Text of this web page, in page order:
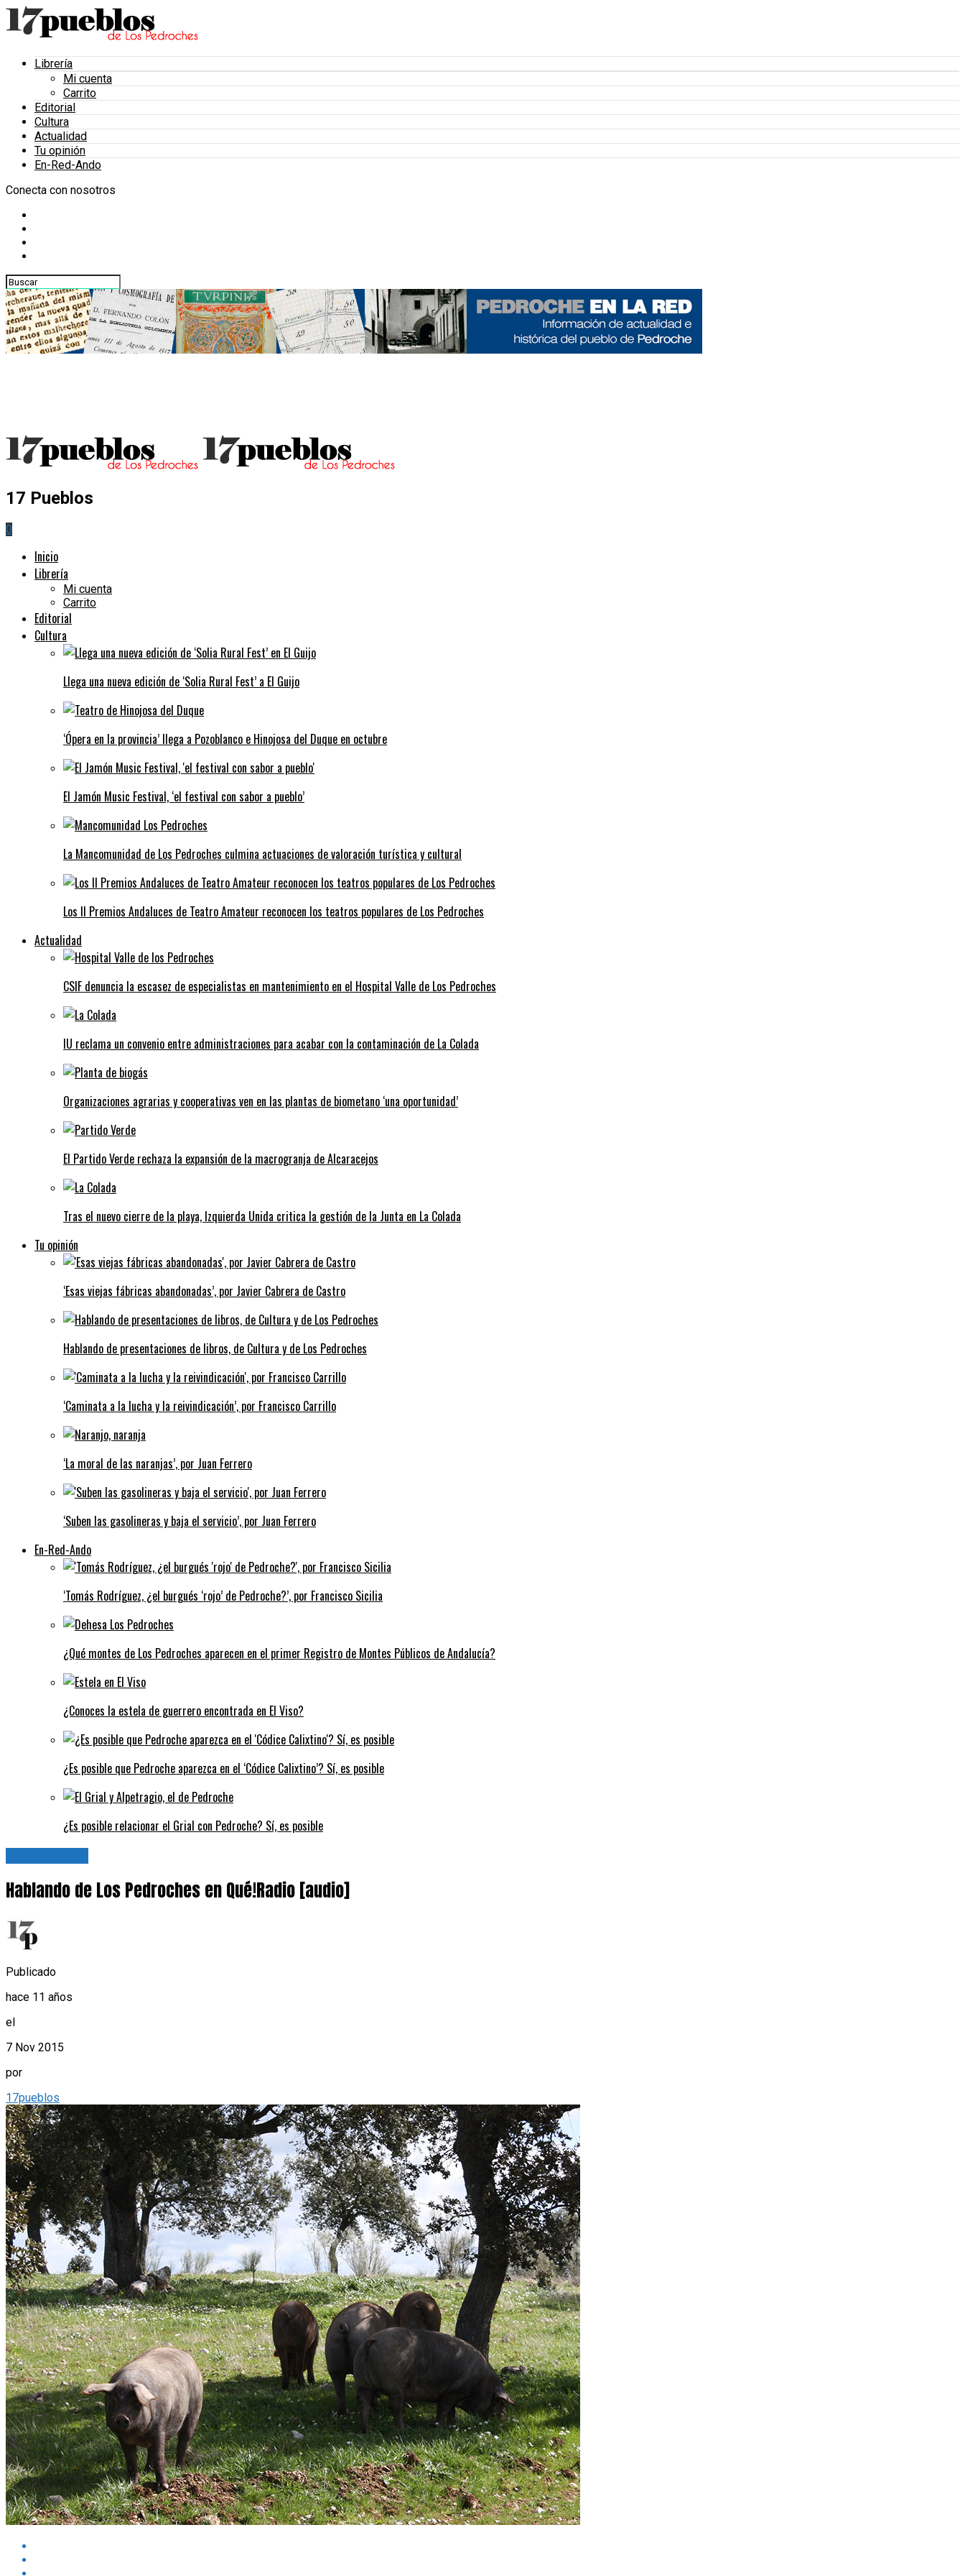
Librería
Mi cuenta
Carrito
Editorial
Cultura
Actualidad
Tu opinión
En-Red-Ando
Conecta con nosotros
17 Pueblos
0
Inicio
Librería
Mi cuenta
Carrito
Editorial
Cultura
Llega una nueva edición de ‘Solia Rural Fest’ a El Guijo
‘Ópera en la provincia’ llega a Pozoblanco e Hinojosa del Duque en octubre
El Jamón Music Festival, ‘el festival con sabor a pueblo’
La Mancomunidad de Los Pedroches culmina actuaciones de valoración turística y cultural
Los II Premios Andaluces de Teatro Amateur reconocen los teatros populares de Los Pedroches
Actualidad
CSIF denuncia la escasez de especialistas en mantenimiento en el Hospital Valle de Los Pedroches
IU reclama un convenio entre administraciones para acabar con la contaminación de La Colada
Organizaciones agrarias y cooperativas ven en las plantas de biometano ‘una oportunidad’
El Partido Verde rechaza la expansión de la macrogranja de Alcaracejos
Tras el nuevo cierre de la playa, Izquierda Unida critica la gestión de la Junta en La Colada
Tu opinión
‘Esas viejas fábricas abandonadas’, por Javier Cabrera de Castro
Hablando de presentaciones de libros, de Cultura y de Los Pedroches
‘Caminata a la lucha y la reivindicación’, por Francisco Carrillo
‘La moral de las naranjas’, por Juan Ferrero
‘Suben las gasolineras y baja el servicio’, por Juan Ferrero
En-Red-Ando
‘Tomás Rodríguez, ¿el burgués ‘rojo’ de Pedroche?’, por Francisco Sicilia
¿Qué montes de Los Pedroches aparecen en el primer Registro de Montes Públicos de Andalucía?
¿Conoces la estela de guerrero encontrada en El Viso?
¿Es posible que Pedroche aparezca en el ‘Códice Calixtino’? Sí, es posible
¿Es posible relacionar el Grial con Pedroche? Sí, es posible
Hablando de Los Pedroches en Qué!Radio [audio]
Publicado
hace 11 años
el
7 Nov 2015
por
17pueblos